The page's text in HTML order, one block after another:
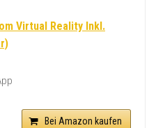
Virtual Reality Inkl.
Bei Amazon kaufen